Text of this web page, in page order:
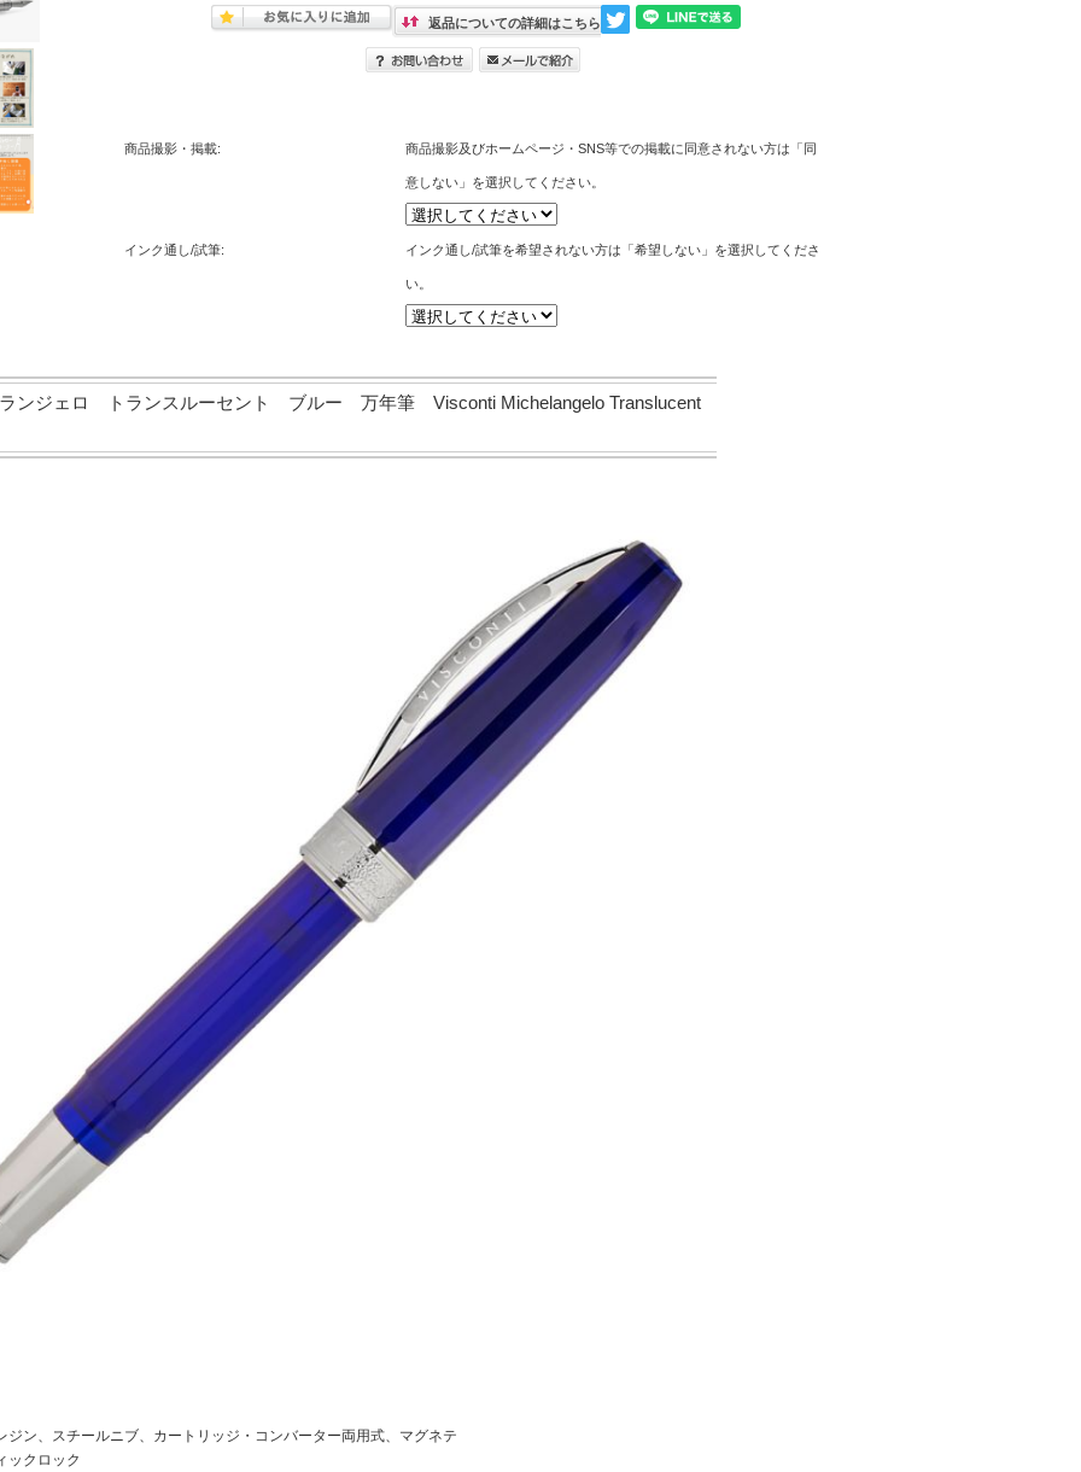
返品についての詳細はこちら
商品撮影・掲載: 商品撮影及びホームページ・SNS等での掲載に同意されない方は「同
意しない」を選択してください。
インク通し/試筆: インク通し/試筆を希望されない方は「希望しない」を選択してくださ
い。
ンジェロ トランスルーセント ブルー 万年筆 Visconti Michelangelo Translucent
ジン、スチールニブ、カートリッジ・コンバーター両用式、マグネテ
ックロック